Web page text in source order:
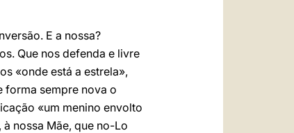
E a nossa?
Que nos defenda e livre
«onde está a estrela»,
forma sempre nova o
«um menino envolto
nossa Mãe, que no-Lo